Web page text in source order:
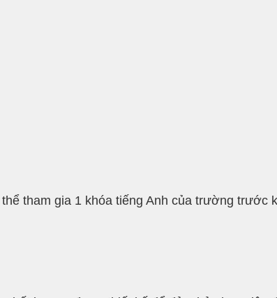
tham gia 1 khóa tiếng Anh của trường trước